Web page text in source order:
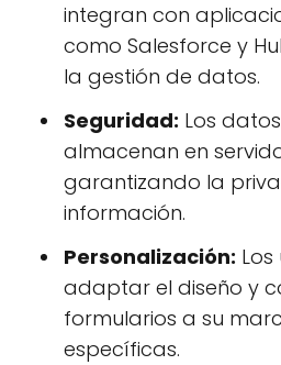
integran con
como Salesforce y
la gestión de datos.
Seguridad: Los
almacenan en
garantizando la
información.
Personalización:
adaptar el diseño y
formularios a su
específicas.